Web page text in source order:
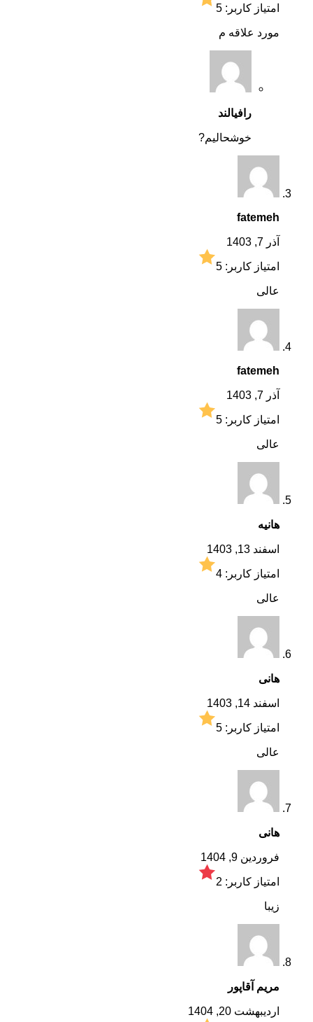
امتیاز کاربر: 5
مورد علاقه م
رافیالند
خوشحالیم?
fatemeh
آذر 7, 1403
امتیاز کاربر: 5
عالی
fatemeh
آذر 7, 1403
امتیاز کاربر: 5
عالی
هانیه
اسفند 13, 1403
امتیاز کاربر: 4
عالی
هانی
اسفند 14, 1403
امتیاز کاربر: 5
عالی
هانی
فروردین 9, 1404
امتیاز کاربر: 2
زیبا
مریم آقاپور
اردیبهشت 20, 1404